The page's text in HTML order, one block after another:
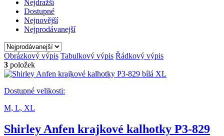
Nejdražší
Dostupné
Nejnovější
Nejprodávanejší
Obrázkový výpis Tabulkový výpis Řádkový výpis
3 položek
Dostupné velikosti:
M, L, XL
Shirley Anfen krajkové kalhotky P3-829